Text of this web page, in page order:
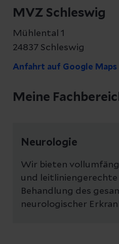
MVZ Schleswig
Mühlental 1
24837 Schleswig
Anfahrt auf Google Maps
Meine
Neurologie
Wir bieten
und leitliniengerechte
Behandlung des
neurologischer